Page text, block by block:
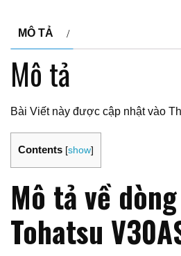
MÔ TẢ
Mô tả
Bài Viết này được cập nhật vào
Contents [show]
Mô tả về
Tohatsu